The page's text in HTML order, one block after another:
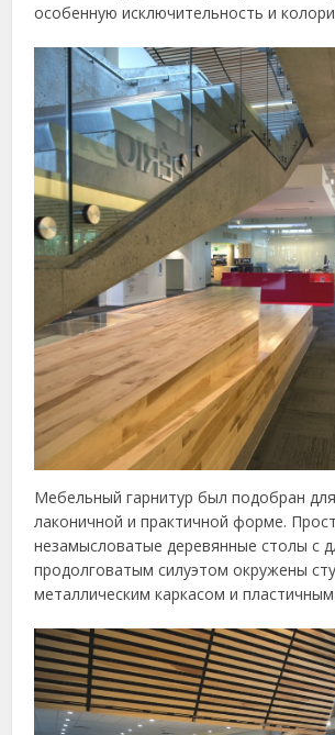
особенную исключительность и
Мебельный гарнитур был подобран
лаконичной и практичной форме.
незамысловатые деревянные столы с
продолговатым силуэтом окружены
металлическим каркасом и